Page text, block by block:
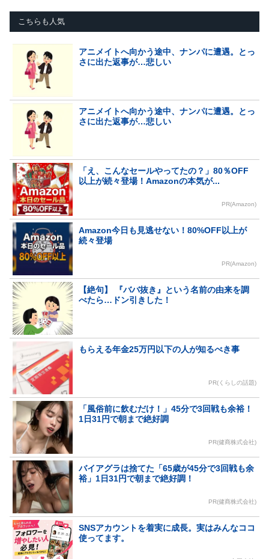
こちらも人気
アニメイトへ向かう途中、ナンパに遭遇。とっ
さに出た返事が…悲しい
アニメイトへ向かう途中、ナンパに遭遇。とっ
さに出た返事が…悲しい
「え、こんなセールやってたの？」80％OFF
以上が続々登場！Amazonの本気が...
PR(Amazon)
Amazon今日も見逃せない！80%OFF以上が
続々登場
PR(Amazon)
【絶句】 『ババ抜き』という名前の由来を調
べたら…ドン引きした！
もらえる年金25万円以下の人が知るべき事
PR(くらしの話題)
「風俗前に飲むだけ！」45分で3回戦も余裕！
1日31円で朝まで絶好調
PR(健商株式会社)
バイアグラは捨てた「65歳が45分で3回戦も余
裕」1日31円で朝まで絶好調！
PR(健商株式会社)
SNSアカウントを着実に成長。実はみんなココ
使ってます。